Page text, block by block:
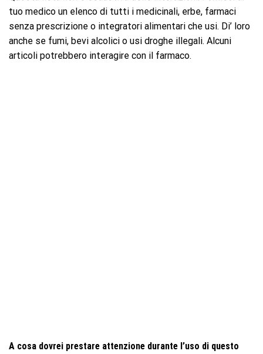
tuo medico un elenco di tutti i medicinali, erbe, farmaci
senza prescrizione o integratori alimentari che usi. Di’ loro
anche se fumi, bevi alcolici o usi droghe illegali. Alcuni
articoli potrebbero interagire con il farmaco.
A cosa dovrei prestare attenzione durante l’uso di questo